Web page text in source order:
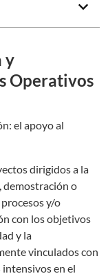
arrow_forward_ios
y
Operativos
el apoyo al
dirigidos a la
demostración o
y/o
con los objetivos
y la
vinculados con
en el